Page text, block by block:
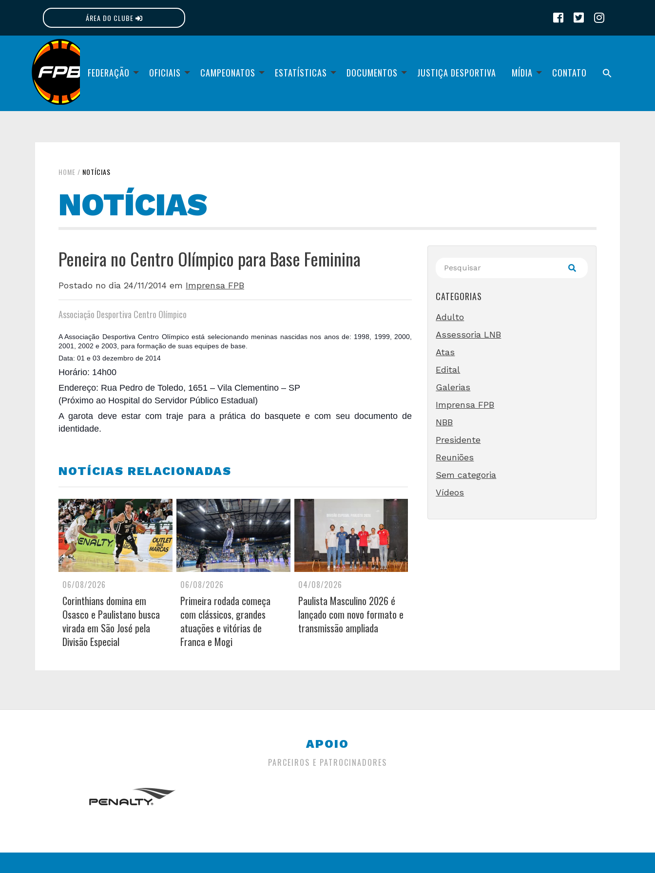
ÁREA DO CLUBE
FEDERAÇÃO OFICIAIS CAMPEONATOS ESTATÍSTICAS DOCUMENTOS JUSTIÇA DESPORTIVA MÍDIA CONTATO
HOME / NOTÍCIAS
NOTÍCIAS
Peneira no Centro Olímpico para Base Feminina
Postado no dia 24/11/2014 em Imprensa FPB
Associação Desportiva Centro Olímpico
A Associação Desportiva Centro Olímpico está selecionando meninas nascidas nos anos de: 1998, 1999, 2000,
2001, 2002 e 2003, para formação de suas equipes de base.
Data: 01 e 03 dezembro de 2014
Horário: 14h00
Endereço: Rua Pedro de Toledo, 1651 – Vila Clementino – SP
(Próximo ao Hospital do Servidor Público Estadual)
A garota deve estar com traje para a prática do basquete e com seu documento de
identidade.
NOTÍCIAS RELACIONADAS
06/08/2026
Corinthians domina em
Osasco e Paulistano busca
virada em São José pela
Divisão Especial
06/08/2026
Primeira rodada começa
com clássicos, grandes
atuações e vitórias de
Franca e Mogi
04/08/2026
Paulista Masculino 2026 é
lançado com novo formato e
transmissão ampliada
CATEGORIAS
Adulto
Assessoria LNB
Atas
Edital
Galerias
Imprensa FPB
NBB
Presidente
Reuniões
Sem categoria
Vídeos
APOIO
PARCEIROS E PATROCINADORES